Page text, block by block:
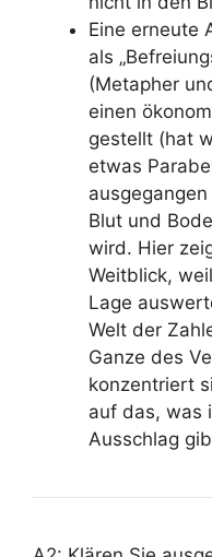
Eine erneute
als
(Metapher
einen
gestellt (hat
etwas
Blut und
wird. Hier
Weitblick,
Lage
Welt der
Ganze des
konzentriert
auf das, was
Ausschlag